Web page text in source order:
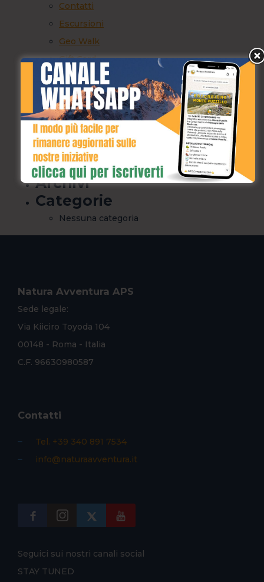
Contatti
Escursioni
Geo Walk
Gift Card
Home
Privacy Policy
prova
River Walking
Speleologia
Termini e Condizioni
Archivi
Categorie
Nessuna categoria
Natura Avventura APS
Sede legale:
Via Kiiciro Toyoda 104
00148 - Roma - Italia
C.F. 96630980587
Contatti
Tel. +39 340 891 7534
info@naturaavventura.it
Seguici sui nostri canali social
STAY TUNED